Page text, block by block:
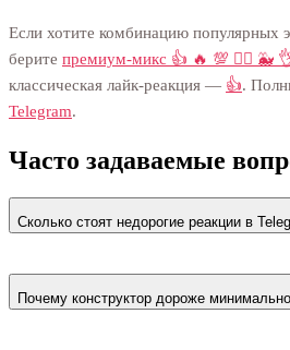
Если хотите комбинацию популярных
берите премиум-микс 👍 🔥 💯 ❤️‍🔥 🐳
классическая лайк-реакция — 👍.
Telegram.
Часто задаваемые
Сколько стоят недорогие реакции в
стоит 31 ₽ за 100, сочетание из
Почему конструктор дороже